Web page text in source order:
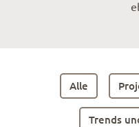
Alle
Trends